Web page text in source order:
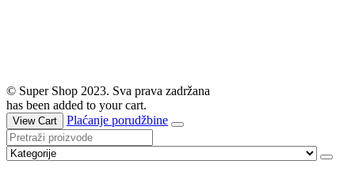
© Super Shop 2023. Sva prava zadržana
has been added to your cart.
View Cart Plaćanje porudžbine